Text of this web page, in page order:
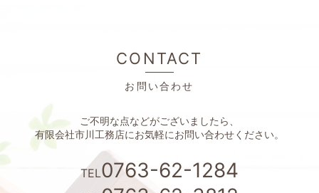
CONTACT
お問い合わせ
ご不明な点などがございましたら、
有限会社市川工務店にお気軽にお問い合わせください。
TEL0763-62-1284